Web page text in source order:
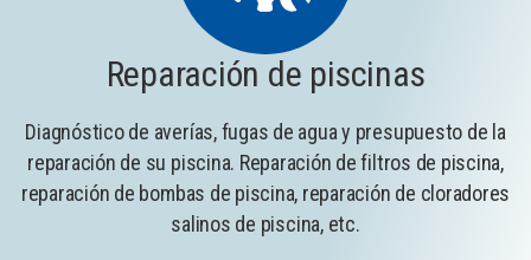
Reparación de piscinas
Diagnóstico de averías, fugas de agua y presupuesto de la
reparación de su piscina. Reparación de filtros de piscina,
reparación de bombas de piscina, reparación de cloradores
salinos de piscina, etc.